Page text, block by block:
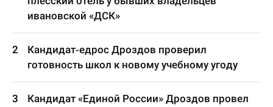
ивановской «ДСК»
Кандидат-едрос Дроздов проверил
готовность школ к новому учебному угоду
Кандидат «Единой России» Дроздов провел